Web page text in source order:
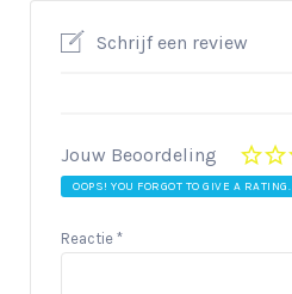
Schrijf een review
Jouw Beoordeling
OOPS! YOU FORGOT TO GIVE A RATING.
Reactie *